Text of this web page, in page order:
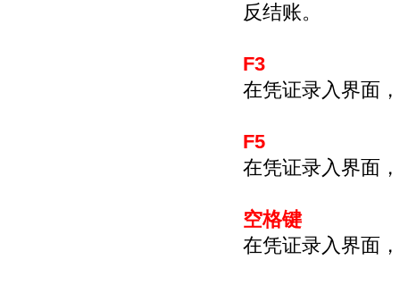
反结账。
F3
在凭证录入界面
F5
在凭证录入界面
空格键
在凭证录入界面